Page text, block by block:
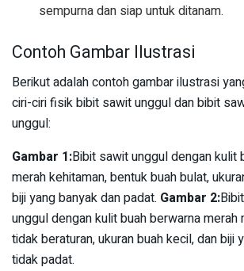
sempurna dan siap untuk ditanam.
Contoh Gambar Ilustrasi
Berikut adalah contoh gambar ilustrasi
ciri-ciri fisik bibit sawit unggul dan bibit
unggul:
Gambar 1:Bibit sawit unggul dengan kulit
merah kehitaman, bentuk buah bulat,
biji yang banyak dan padat. Gambar 2:
unggul dengan kulit buah berwarna merah
tidak beraturan, ukuran buah kecil, dan biji
tidak padat.